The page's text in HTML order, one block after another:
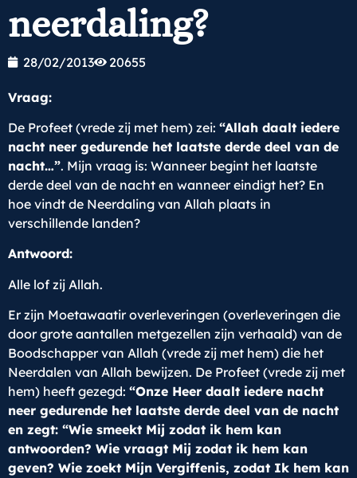
neerdaling?
28/02/2013 20655
Vraag:
De Profeet (vrede zij met hem) zei: “Allah daalt iedere
nacht neer gedurende het laatste derde deel van de
nacht…”. Mijn vraag is: Wanneer begint het laatste
derde deel van de nacht en wanneer eindigt het? En
hoe vindt de Neerdaling van Allah plaats in
verschillende landen?
Antwoord:
Alle lof zij Allah.
Er zijn Moetawaatir overleveringen (overleveringen die
door grote aantallen metgezellen zijn verhaald) van de
Boodschapper van Allah (vrede zij met hem) die het
Neerdalen van Allah bewijzen. De Profeet (vrede zij met
hem) heeft gezegd: “Onze Heer daalt iedere nacht
neer gedurende het laatste derde deel van de nacht
en zegt: “Wie smeekt Mij zodat ik hem kan
antwoorden? Wie vraagt Mij zodat ik hem kan
geven? Wie zoekt Mijn Vergiffenis, zodat Ik hem kan